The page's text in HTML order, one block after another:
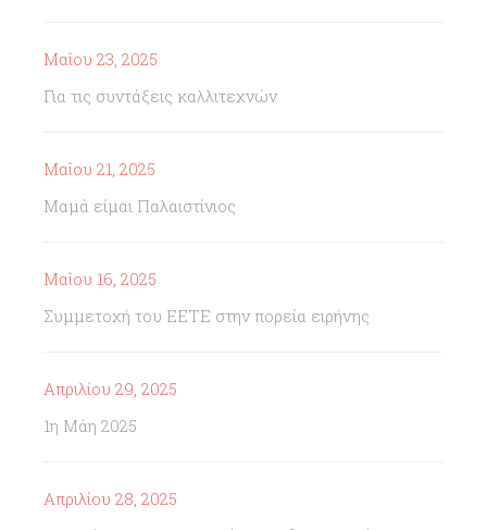
Μαΐου 23, 2025
Για τις συντάξεις καλλιτεχνών
Μαΐου 21, 2025
Μαμά είμαι Παλαιστίνιος
Μαΐου 16, 2025
Συμμετοχή του ΕΕΤΕ στην πορεία ειρήνης
Απριλίου 29, 2025
1η Μάη 2025
Απριλίου 28, 2025